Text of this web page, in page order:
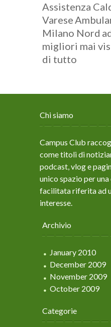
Assistenza
Varese
Milano Nord
migliori mai
di tutto
Chi siamo
Campus Club
come titoli di
podcast, vlog e
unico spazio per
facilitata riferita ad
interesse.
Archivio
January 2010
December 2009
November 2009
October 2009
Categorie